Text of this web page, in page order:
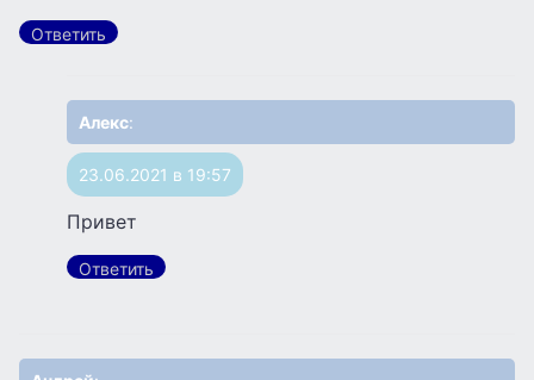
Ответить
Алекс:
23.06.2021 в 19:57
Привет
Ответить